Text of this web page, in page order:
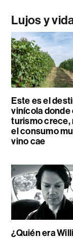
Lujos y
Este es el
vinícola donde
turismo crece,
el consumo
vino cae
¿Quién era